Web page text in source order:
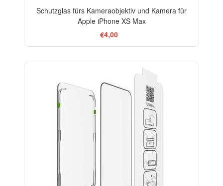
Schutzglas fürs Kameraobjektiv und Kamera für
Apple iPhone XS Max
€4,00